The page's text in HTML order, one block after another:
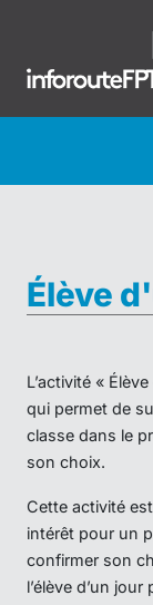
Élève
L’activité «
qui permet de
classe dans le
son choix.
Cette activité
intérêt pour un
confirmer son
l’élève d’un